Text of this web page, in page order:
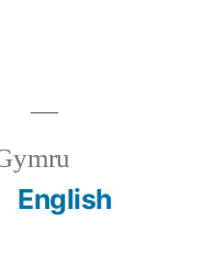
English